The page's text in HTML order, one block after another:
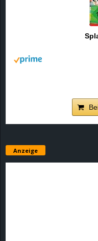
Anzeige